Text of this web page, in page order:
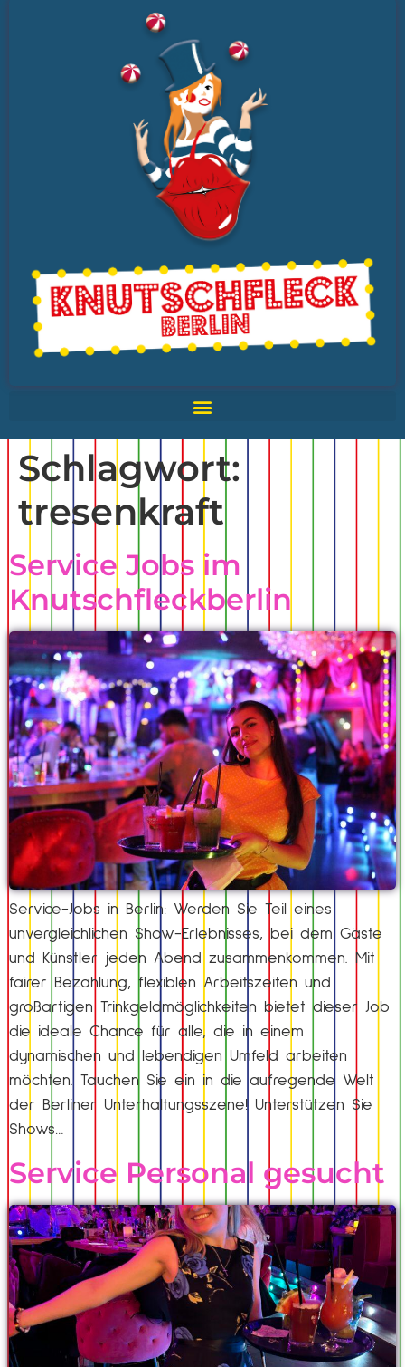
Schlagwort:
tresenkraft
Service Jobs im
Knutschfleckberlin
Service-Jobs in Berlin: Werden Sie Teil eines
unvergleichlichen Show-Erlebnisses, bei dem Gäste
und Künstler jeden Abend zusammenkommen. Mit
fairer Bezahlung, flexiblen Arbeitszeiten und
großartigen Trinkgeldmöglichkeiten bietet dieser Job
die ideale Chance für alle, die in einem
dynamischen und lebendigen Umfeld arbeiten
möchten. Tauchen Sie ein in die aufregende Welt
der Berliner Unterhaltungsszene! Unterstützen Sie
Shows…
Service Personal gesucht